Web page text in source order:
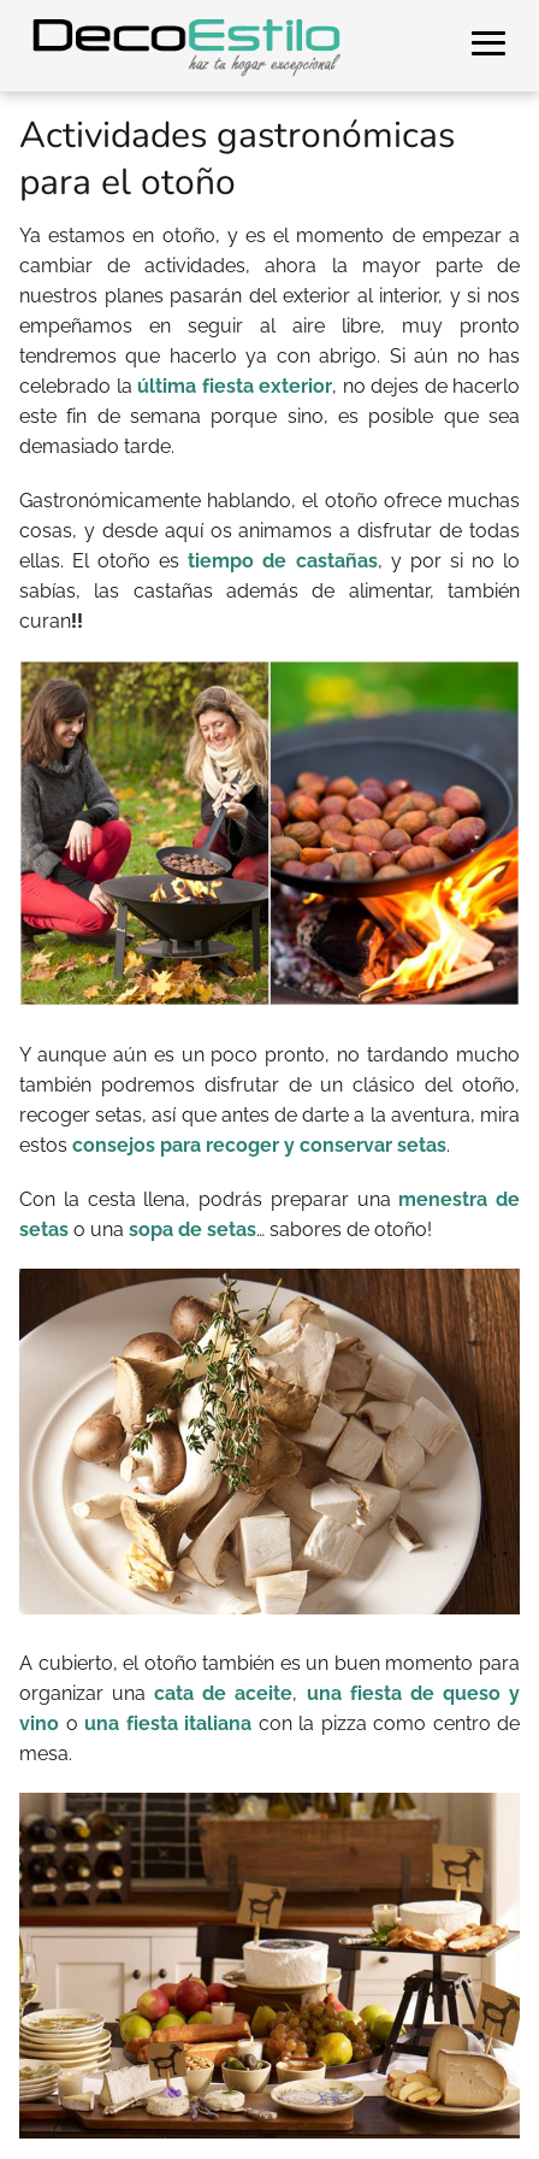
Actividades gastronómicas
para el otoño
Ya estamos en otoño, y es el momento de empezar a
cambiar de actividades, ahora la mayor parte de
nuestros planes pasarán del exterior al interior, y si nos
empeñamos en seguir al aire libre, muy pronto
tendremos que hacerlo ya con abrigo. Si aún no has
celebrado la última fiesta exterior, no dejes de hacerlo
este fin de semana porque sino, es posible que sea
demasiado tarde.
Gastronómicamente hablando, el otoño ofrece muchas
cosas, y desde aquí os animamos a disfrutar de todas
ellas. El otoño estiempo de castañas, y por si no lo
sabías, las castañas además de alimentar, también
curan!!
Y aunque aún es un poco pronto, no tardando mucho
también podremos disfrutar de un clásico del otoño,
recoger setas, así que antes de darte a la aventura, mira
estos consejos para recoger y conservar setas.
Con la cesta llena, podrás preparar una menestra de
setas o una sopa de setas… sabores de otoño!
A cubierto, el otoño también es un buen momento para
organizar unacata de aceite, una fiesta de queso y
vino o una fiesta italiana con la pizza como centro de
mesa.